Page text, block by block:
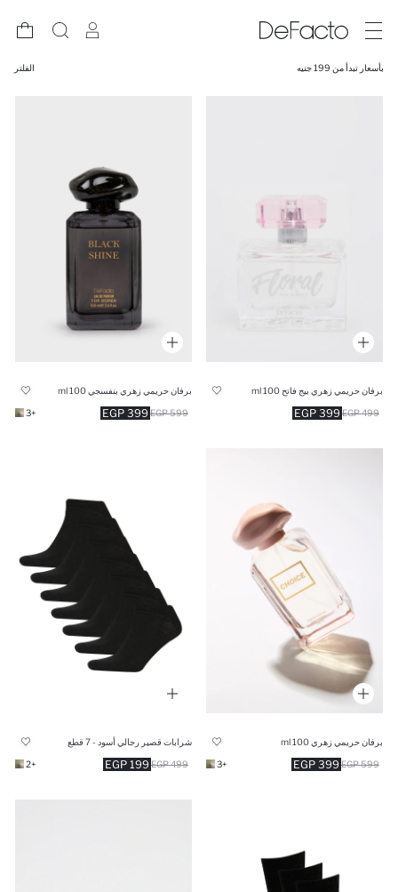
بأسعار تبدأ من 199 جنيه الفلتر
برفان حريمي زهري بيج فاتح 100 ml
399 EGP 499 EGP
برفان حريمي زهري بنفسجي 100 ml
399 EGP 599 EGP
+3
برفان حريمي زهري 100 ml
399 EGP 599 EGP
+3
شرابات قصير رجالي أسود - 7 قطع
199 EGP 499 EGP
+2